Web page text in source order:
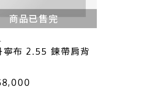
商品已售完
寧布 2.55 鍊帶肩背